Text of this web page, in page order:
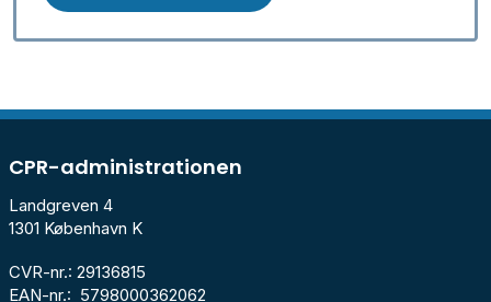
CPR-administrationen
Landgreven 4
1301 København K
CVR-nr.: 29136815
EAN-nr.: 5798000362062